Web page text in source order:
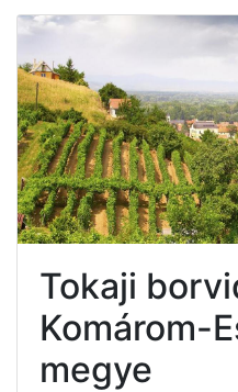
Tokaji
Komárom-
megye